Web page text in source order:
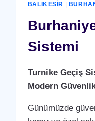
BALIKESIR
Sistemi
Turnike Geçiş
Modern
Günümüzde